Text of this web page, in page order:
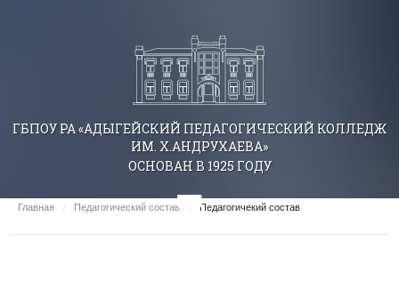
ГБПОУ РА «АДЫГЕЙСКИЙ ПЕДАГОГИЧЕСКИЙ КОЛЛЕДЖ
ИМ. Х.АНДРУХАЕВА»
ОСНОВАН В 1925 ГОДУ
Главная / Педагогический состав / Педагогичекий состав